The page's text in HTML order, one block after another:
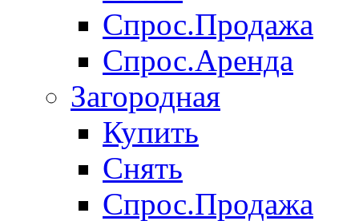
Спрос.Продажа
Спрос.Аренда
Загородная
Купить
Снять
Спрос.Продажа